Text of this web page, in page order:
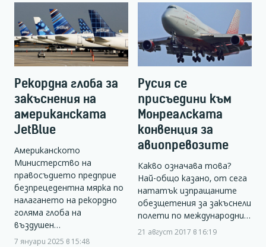
Рекордна глоба за
закъснения на
американската
JetBlue
Американското
Министерство на
правосъдието предприе
безпрецедентна мярка по
налагането на рекордно
голяма глоба на
въздушен…
7 януари 2025 в 15:48
Русия се
присъедини към
Монреалската
конвенция за
авиопревозите
Какво означава това?
Най-общо казано, от сега
нататък изпращаните
обезщетения за закъснели
полети по международни…
21 август 2017 в 16:19